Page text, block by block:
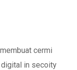
cermi
in secoity